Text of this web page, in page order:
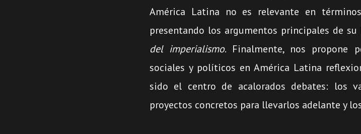
América Latina no es relevante en
presentando los argumentos principales de
del imperialismo. Finalmente, nos propone
sociales y políticos en América Latina
sido el centro de acalorados debates: los
proyectos concretos para llevarlos adelante y